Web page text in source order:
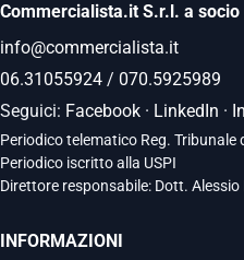
Commercialista.it S.r.l. a socio
info@commercialista.it
06.31055924 / 070.5925989
Seguici: Facebook · LinkedIn ·
Periodico telematico Reg. Tribunale
Periodico iscritto alla USPI
Direttore responsabile: Dott. Alessio
INFORMAZIONI